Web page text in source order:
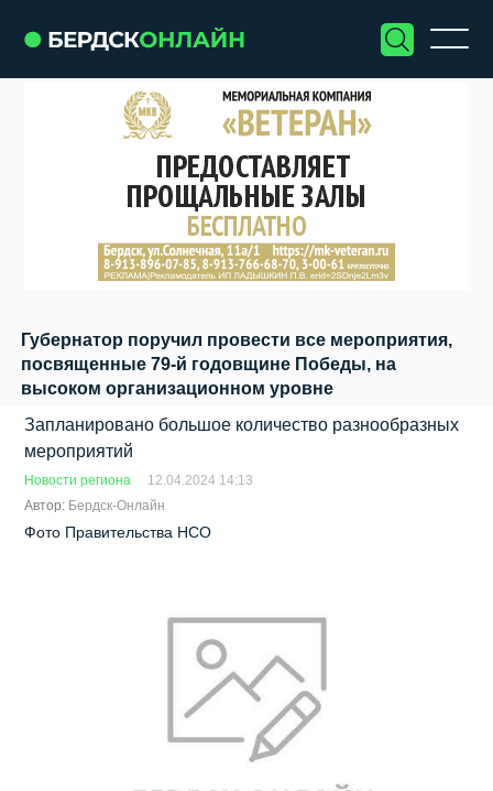
Губернатор поручил провести все мероприятия,
посвященные 79-й годовщине Победы, на
высоком организационном уровне
Запланировано большое количество разнообразных
мероприятий
Новости региона
12.04.2024 14:13
Автор: Бердск-Онлайн
Фото Правительства НСО